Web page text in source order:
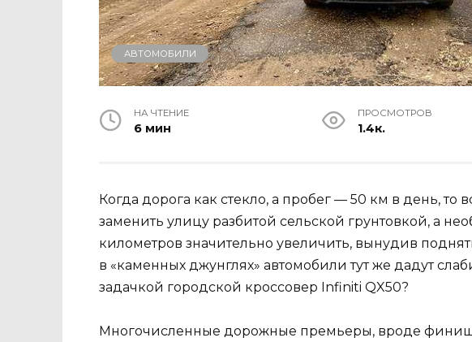
АВТОМОБИЛИ
НА ЧТЕНИЕ
6 мин
ПРОСМОТРОВ
1.4к.
Когда дорога как стекло, а пробег — 50 км в день,
заменить улицу разбитой сельской грунтовкой, а
километров значительно увеличить, вынудив
в «каменных джунглях» автомобили тут же дадут
задачкой городской кроссовер Infiniti QX50?
Многочисленные дорожные премьеры, вроде